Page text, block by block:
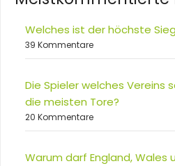
Welches ist der höchste
39 Kommentare
Die Spieler welches Vereins
die meisten Tore?
20 Kommentare
Warum darf England, Wales